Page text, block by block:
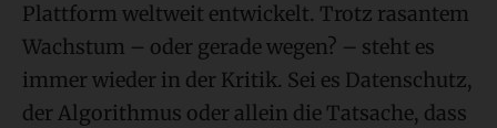
Plattform weltweit entwickelt. Trotz rasantem
Wachstum – oder gerade wegen? – steht es
immer wieder in der Kritik. Sei es Datenschutz,
der Algorithmus oder allein die Tatsache, dass